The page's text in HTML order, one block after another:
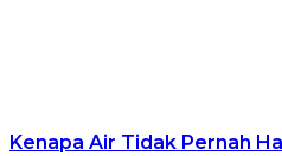
Kenapa Air Tidak Pernah